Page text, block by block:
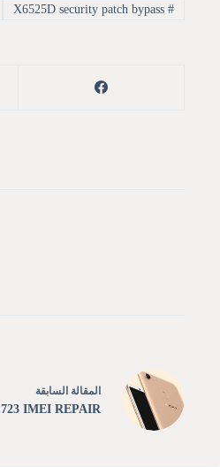
#
X6525D security patch bypass
المقالة السابقة
IMEI REPAIR